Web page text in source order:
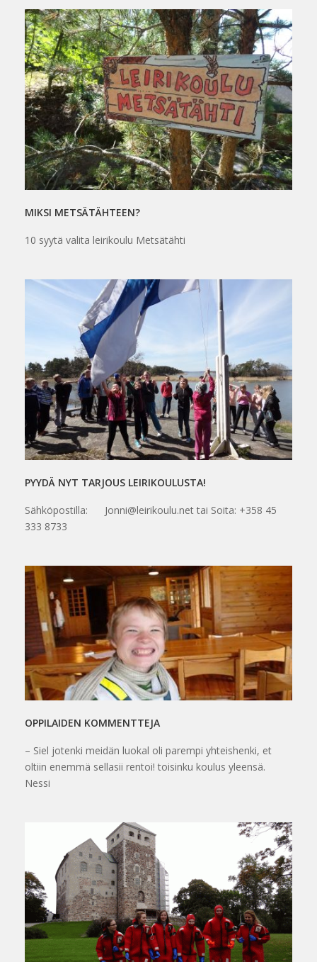
MIKSI METSÄTÄHTEEN?
10 syytä valita leirikoulu Metsätähti
PYYDÄ NYT TARJOUS LEIRIKOULUSTA!
Sähköpostilla: Jonni@leirikoulu.net tai Soita: +358 45
333 8733
OPPILAIDEN KOMMENTTEJA
– Siel jotenki meidän luokal oli parempi yhteishenki, et
oltiin enemmä sellasii rentoi! toisinku koulus yleensä.
Nessi